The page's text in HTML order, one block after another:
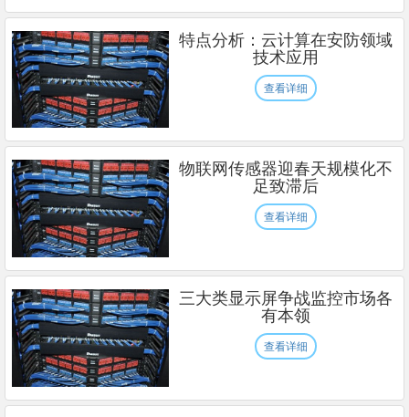
特点分析：云计算在安防领域
技术应用
查看详细
物联网传感器迎春天规模化不
足致滞后
查看详细
三大类显示屏争战监控市场各
有本领
查看详细